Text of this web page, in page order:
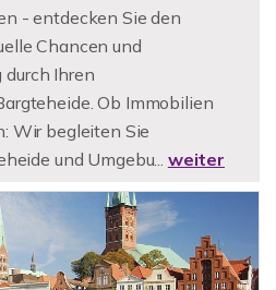
- entdecken Sie den
Chancen und
Ihren
Ob Immobilien
Wir begleiten Sie
und Umgebu... weiter